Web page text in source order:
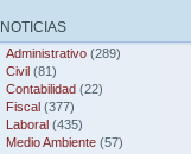
NOTICIAS
Administrativo (289)
Civil (81)
Contabilidad (22)
Fiscal (377)
Laboral (435)
Medio Ambiente (57)